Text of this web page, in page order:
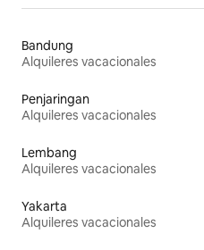
Bandung
Alquileres vacacionales
Penjaringan
Alquileres vacacionales
Lembang
Alquileres vacacionales
Yakarta
Alquileres vacacionales